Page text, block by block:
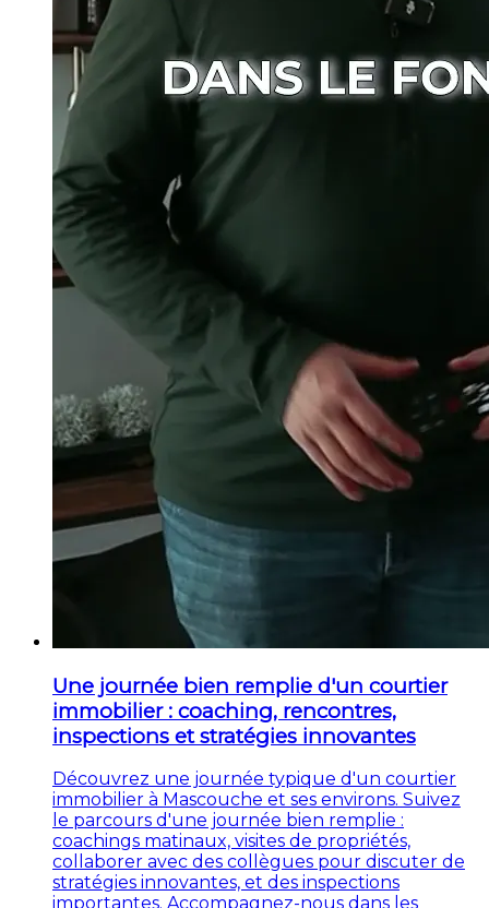
Une journée bien remplie d'un courtier
immobilier : coaching, rencontres,
inspections et stratégies innovantes
Découvrez une journée typique d'un courtier
immobilier à Mascouche et ses environs. Suivez
le parcours d'une journée bien remplie :
coachings matinaux, visites de propriétés,
collaborer avec des collègues pour discuter de
stratégies innovantes, et des inspections
importantes. Accompagnez-nous dans les